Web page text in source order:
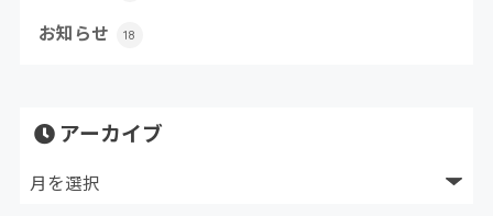
お知らせ 18
アーカイブ